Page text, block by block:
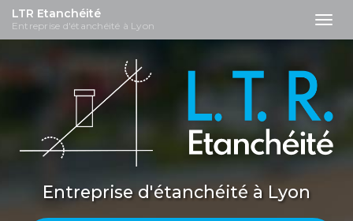
LTR Etanchéité
Entreprise d'étanchéité à Lyon
Entreprise d'étanchéité à Lyon